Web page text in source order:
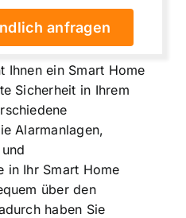
anfragen
Ihnen ein Smart Home
Sicherheit in Ihrem
Alarmanlagen,
in Ihr Smart Home
über den
haben Sie